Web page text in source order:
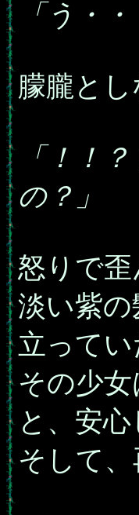
「う・
朦朧と
「！！
の？」
怒りで
淡い紫
立ってい
その少
と、安
そして